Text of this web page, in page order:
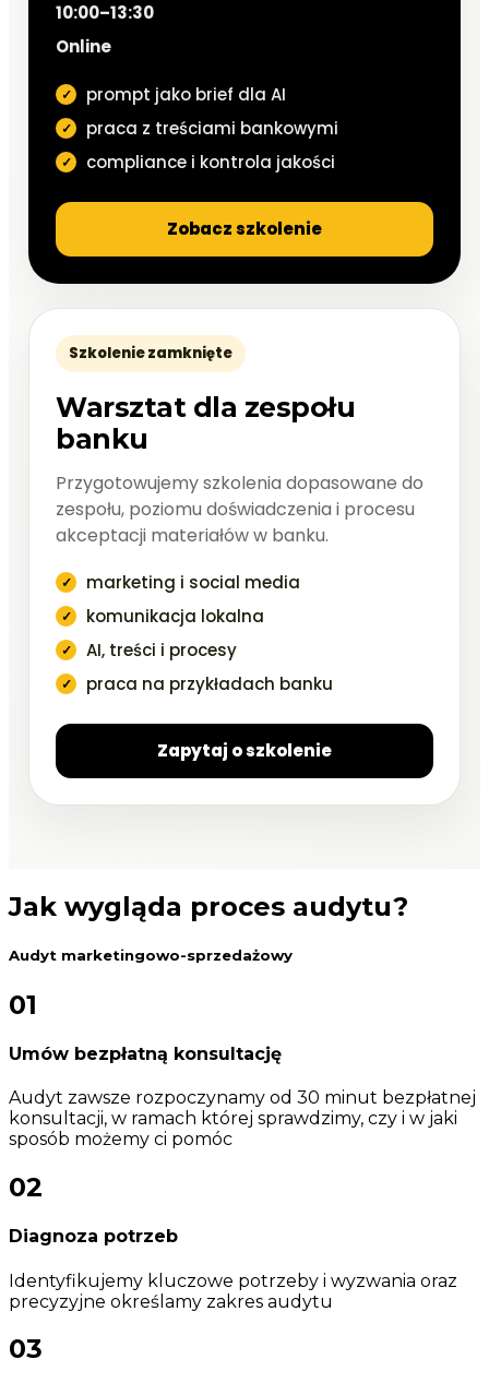
10:00–13:30
Online
prompt jako brief dla AI
praca z treściami bankowymi
compliance i kontrola jakości
Zobacz szkolenie
Szkolenie zamknięte
Warsztat dla zespołu
banku
Przygotowujemy szkolenia dopasowane do
zespołu, poziomu doświadczenia i procesu
akceptacji materiałów w banku.
marketing i social media
komunikacja lokalna
AI, treści i procesy
praca na przykładach banku
Zapytaj o szkolenie
Jak wygląda proces audytu?
Audyt marketingowo-sprzedażowy
01
Umów bezpłatną konsultację
Audyt zawsze rozpoczynamy od 30 minut bezpłatnej
konsultacji, w ramach której sprawdzimy, czy i w jaki
sposób możemy ci pomóc
02
Diagnoza potrzeb
Identyfikujemy kluczowe potrzeby i wyzwania oraz
precyzyjne określamy zakres audytu
03